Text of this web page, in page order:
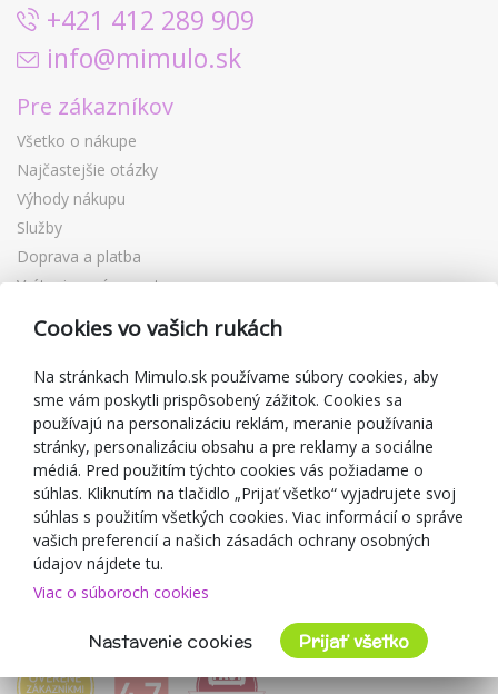
+421 412 289 909
info@mimulo.sk
Pre zákazníkov
Všetko o nákupe
Najčastejšie otázky
Výhody nákupu
Služby
Doprava a platba
Vrátenie a výmena tovaru
Darčekové poukážky
Zľavové kupóny
Blog
O predajcovi
Mimulo.sk
Obchodné podmienky
Ochrana osobných údajov GDPR
Kontakty
Spolupracujeme
Cookies vo vašich rukách
Na stránkach Mimulo.sk používame súbory cookies, aby
sme vám poskytli prispôsobený zážitok. Cookies sa
používajú na personalizáciu reklám, meranie používania
stránky, personalizáciu obsahu a pre reklamy a sociálne
médiá. Pred použitím týchto cookies vás požiadame o
súhlas. Kliknutím na tlačidlo „Prijať všetko“ vyjadrujete svoj
súhlas s použitím všetkých cookies. Viac informácií o správe
vašich preferencií a našich zásadách ochrany osobných
údajov nájdete tu.
Viac o súboroch cookies
Nastavenie cookies Prijať všetko